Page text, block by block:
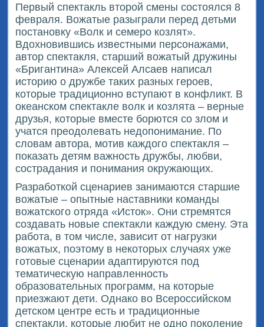
Первый спектакль второй смены состоялся 8
февраля. Вожатые разыграли перед детьми
постановку «Волк и семеро козлят».
Вдохновившись известными персонажами,
автор спектакля, старший вожатый дружины
«Бригантина» Алексей Алсаев написал
историю о дружбе таких разных героев,
которые традиционно вступают в конфликт. В
океанском спектакле волк и козлята – верные
друзья, которые вместе борются со злом и
учатся преодолевать недопонимание. По
словам автора, мотив каждого спектакля –
показать детям важность дружбы, любви,
сострадания и понимания окружающих.
Разработкой сценариев занимаются старшие
вожатые – опытные наставники команды
вожатского отряда «Исток». Они стремятся
создавать новые спектакли каждую смену. Эта
работа, в том числе, зависит от нагрузки
вожатых, поэтому в некоторых случаях уже
готовые сценарии адаптируются под
тематическую направленность
образовательных программ, на которые
приезжают дети. Однако во Всероссийском
детском центре есть и традиционные
спектакли, которые любит не одно поколение